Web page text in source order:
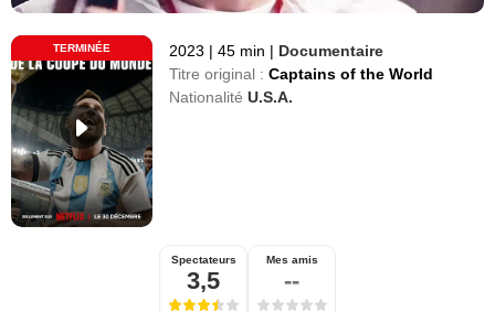
TERMINÉE 2023 | 45 min | Documentaire
Titre original : Captains of the World
Nationalité U.S.A.
Spectateurs
3,5
Mes amis
--